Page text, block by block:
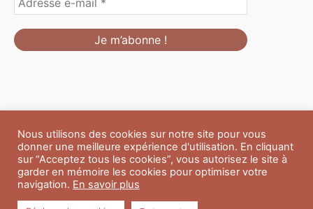
Formulaire de personnalisation Contact
Boutique
Blog
CGV
Mentions Légales
Politique de confidentialité
A propos
Copyright © 2026 Du Soleil et des Paillettes
Nous utilisons des cookies sur notre site pour vous
donner une meilleure expérience d'utilisation. En cliquant
sur “Acceptez tous les cookies”, vous autorisez le site à
garder en mémoire les cookies pour optimiser votre
navigation. En savoir plus